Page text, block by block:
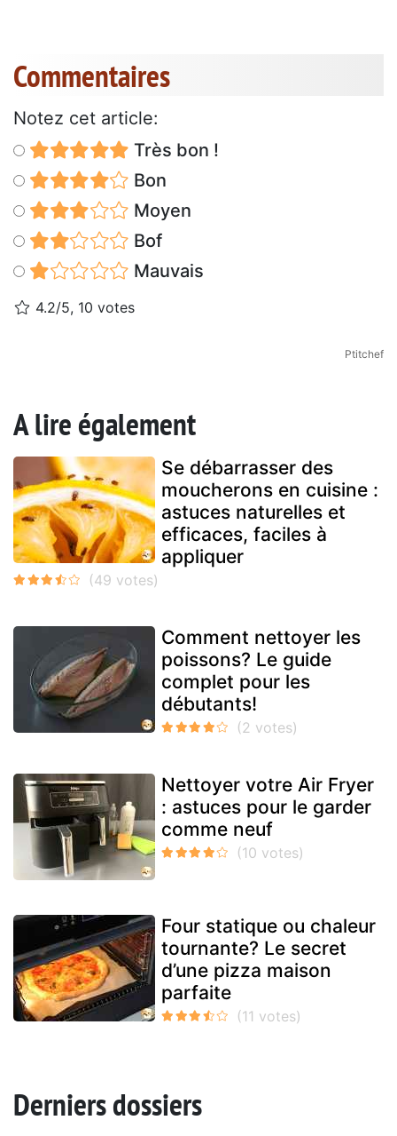
Commentaires
Notez cet article:
Très bon !
Bon
Moyen
Bof
Mauvais
4.2/5, 10 votes
Ptitchef
A lire également
Se débarrasser des
moucherons en cuisine :
astuces naturelles et
efficaces, faciles à
appliquer
Comment nettoyer les
poissons? Le guide
complet pour les
débutants!
Nettoyer votre Air Fryer
: astuces pour le garder
comme neuf
Four statique ou chaleur
tournante? Le secret
d’une pizza maison
parfaite
Derniers dossiers